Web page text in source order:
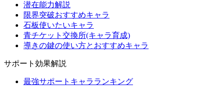
潜在能力解説
限界突破おすすめキャラ
石板使いたいキャラ
青チケット交換所(キャラ育成)
導きの鍵の使い方とおすすめキャラ
サポート効果解説
最強サポートキャラランキング